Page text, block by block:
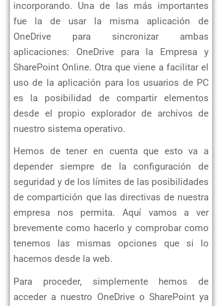
incorporando. Una de las más importantes
fue la de usar la misma aplicación de
OneDrive para sincronizar ambas
aplicaciones: OneDrive para la Empresa y
SharePoint Online. Otra que viene a facilitar el
uso de la aplicación para los usuarios de PC
es la posibilidad de compartir elementos
desde el propio explorador de archivos de
nuestro sistema operativo.
Hemos de tener en cuenta que esto va a
depender siempre de la configuración de
seguridad y de los límites de las posibilidades
de compartición que las directivas de nuestra
empresa nos permita. Aquí vamos a ver
brevemente como hacerlo y comprobar como
tenemos las mismas opciones que si lo
hacemos desde la web.
Para proceder, simplemente hemos de
acceder a nuestro OneDrive o SharePoint ya